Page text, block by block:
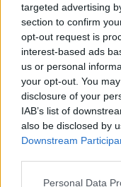
targeted advertising
section to confirm
opt-out request is
interest-based ads
us or personal
your opt-out. You
disclosure of your
IAB’s list of
also be disclosed by
Downstream
Personal Data
Maren - 24.03.2015
elsker vafler!!
Mariann Jørgensen
Hva er bedre enn
syltetøy hadde jeg